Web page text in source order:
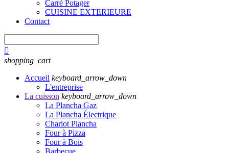
Carré Potager
CUISINE EXTERIEURE
Contact

shopping_cart
Accueil keyboard_arrow_down
L'entreprise
La cuisson keyboard_arrow_down
La Plancha Gaz
La Plancha Électrique
Chariot Plancha
Four à Pizza
Four à Bois
Barbecue